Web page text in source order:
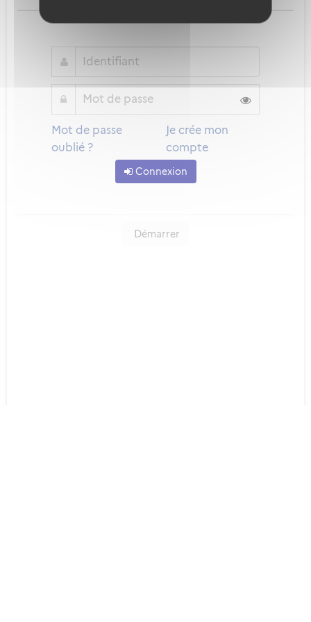
Mot de passe
oublié ?
Je crée mon
compte
Connexion
Démarrer